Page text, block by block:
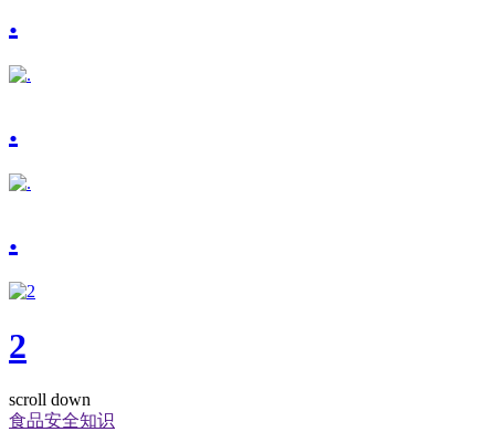
.
.
.
2
scroll down
食品安全知识